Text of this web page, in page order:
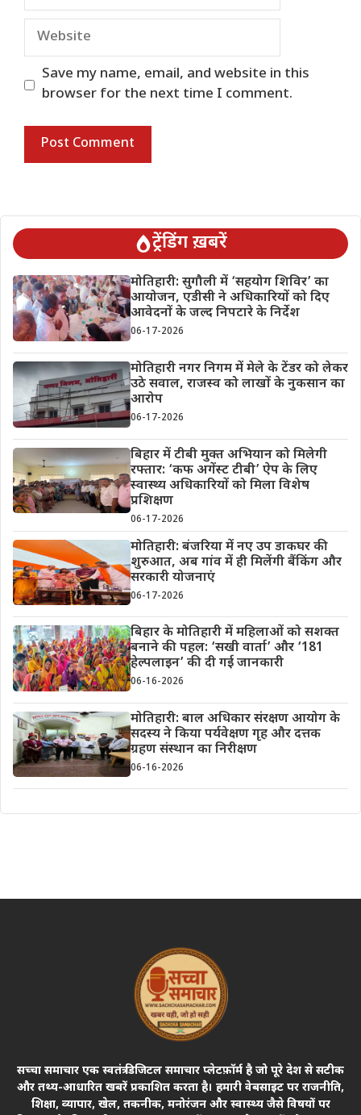
Website
Save my name, email, and website in this
browser for the next time I comment.
ट्रेंडिंग ख़बरें
मोतिहारी: सुगौली में ‘सहयोग शिविर’ का
आयोजन, एडीसी ने अधिकारियों को दिए
आवेदनों के जल्द निपटारे के निर्देश
06-17-2026
मोतिहारी नगर निगम में मेले के टेंडर को लेकर
उठे सवाल, राजस्व को लाखों के नुकसान का
आरोप
06-17-2026
बिहार में टीबी मुक्त अभियान को मिलेगी
रफ्तार: ‘कफ अगेंस्ट टीबी’ ऐप के लिए
स्वास्थ्य अधिकारियों को मिला विशेष
प्रशिक्षण
06-17-2026
मोतिहारी: बंजरिया में नए उप डाकघर की
शुरुआत, अब गांव में ही मिलेंगी बैंकिंग और
सरकारी योजनाएं
06-17-2026
बिहार के मोतिहारी में महिलाओं को सशक्त
बनाने की पहल: ‘सखी वार्ता’ और ‘181
हेल्पलाइन’ की दी गई जानकारी
06-16-2026
मोतिहारी: बाल अधिकार संरक्षण आयोग के
सदस्य ने किया पर्यवेक्षण गृह और दत्तक
ग्रहण संस्थान का निरीक्षण
06-16-2026
सच्चा समाचार एक स्वतंत्र डिजिटल समाचार प्लेटफ़ॉर्म है जो पूरे देश से सटीक
और तथ्य-आधारित खबरें प्रकाशित करता है। हमारी वेबसाइट पर राजनीति,
शिक्षा, व्यापार, खेल, तकनीक, मनोरंजन और स्वास्थ्य जैसे विषयों पर